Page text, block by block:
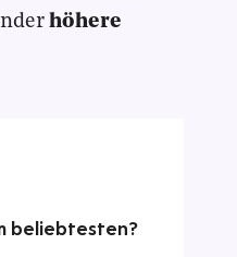
höhere
beliebtesten?